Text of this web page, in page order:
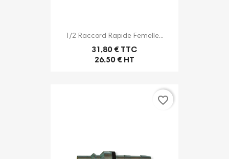
1/2 Raccord Rapide Femelle...
31,80 € TTC
26.50 € HT
favorite_border